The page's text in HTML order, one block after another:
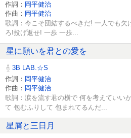
作詞： 岡平健治
作曲： 岡平健治
歌詞：今こそ団結するべきだ! 一人でも欠
ろ!投げ返せ! 一歩 一歩...
星に願いを君との愛を
3B LAB.☆S
作詞： 岡平健治
作曲： 岡平健治
歌詞：涙を流す君の横で 何を考えていい
て 包むふりして 包まれてるんだ...
星屑と三日月